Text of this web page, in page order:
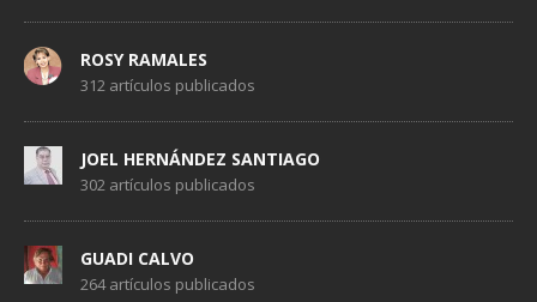
ROSY RAMALES
312 artículos publicados
JOEL HERNÁNDEZ SANTIAGO
302 artículos publicados
GUADI CALVO
264 artículos publicados